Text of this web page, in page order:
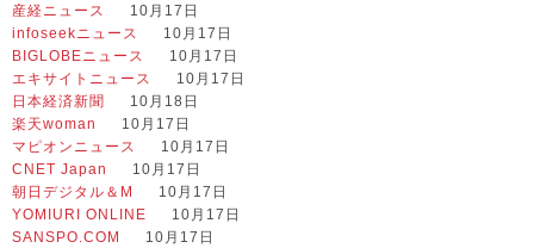
産経ニュース
10月17日
infoseekニュース
10月17日
BIGLOBEニュース
10月17日
エキサイトニュース
10月17日
日本経済新聞
10月18日
楽天woman
10月17日
マピオンニュース
10月17日
CNET Japan
10月17日
朝日デジタル＆M
10月17日
YOMIURI ONLINE
10月17日
SANSPO.COM
10月17日